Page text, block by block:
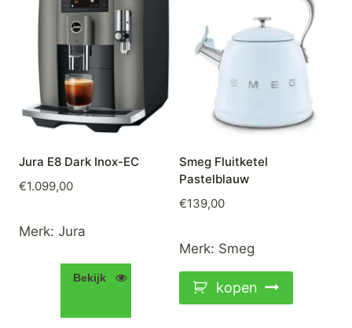
Jura E8 Dark Inox-EC
€1.099,00
Merk: Jura
Bekijk
Smeg Fluitketel
Pastelblauw
€139,00
Merk: Smeg
kopen